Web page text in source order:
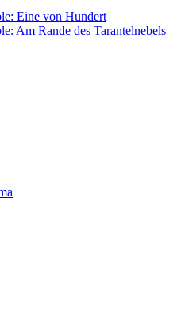
Eine von Hundert
Am Rande des Tarantelnebels